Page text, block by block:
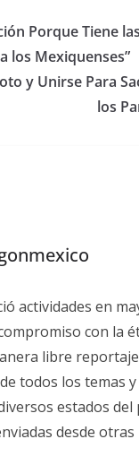
Porque Tiene
los Mexiquenses”
y Unirse Para
los
actividades en
con la
libre
todos los temas
estados del
desde otras